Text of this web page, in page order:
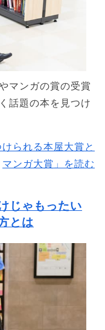
マンガの賞の受賞
話題の本を見つけ
られる本屋大賞と
マンガ大賞」を読む
じゃもったい
とは